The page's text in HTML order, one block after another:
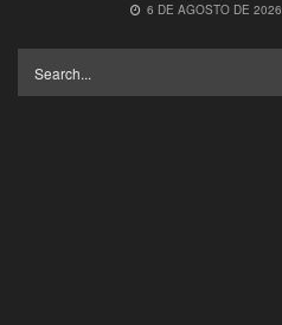
6 DE AGOSTO DE 2026